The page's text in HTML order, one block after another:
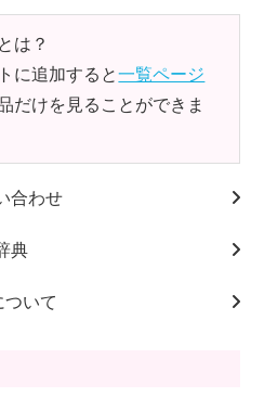
は？
に追加すると一覧ページ
だけを見ることができま
合わせ
典
いて